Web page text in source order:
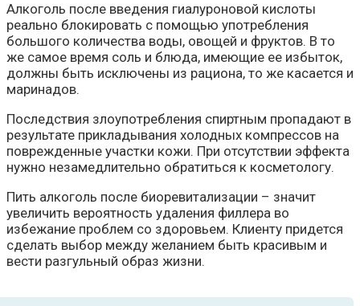
Алкоголь после введения гиалуроновой кислоты
реально блокировать с помощью употребления
большого количества воды, овощей и фруктов. В то
же самое время соль и блюда, имеющие ее избыток,
должны быть исключены из рациона, то же касается и
маринадов.
Последствия злоупотребления спиртным пропадают в
результате прикладывания холодных компрессов на
поврежденные участки кожи. При отсутствии эффекта
нужно незамедлительно обратиться к косметологу.
Пить алкоголь после биоревитализации – значит
увеличить вероятность удаления филлера во
избежание проблем со здоровьем. Клиенту придется
сделать выбор между желанием быть красивым и
вести разгульный образ жизни.